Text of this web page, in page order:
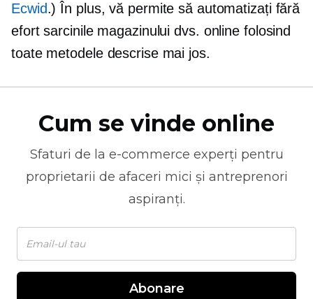
Ecwid.) În plus, vă permite să automatizați fără
efort sarcinile magazinului dvs. online folosind
toate metodele descrise mai jos.
Cum se vinde online
Sfaturi de la e-commerce experți pentru
proprietarii de afaceri mici și antreprenori
aspiranți.
Abonare